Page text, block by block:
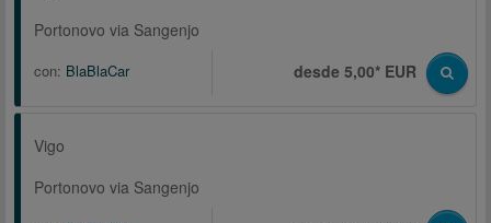
Portonovo via Sangenjo
con: BlaBlaCar desde 5,00* EUR
Vigo
Portonovo via Sangenjo